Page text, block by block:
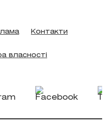
Контакти
власності